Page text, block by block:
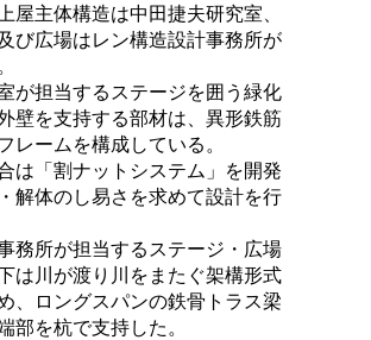
屋主体構造は中田捷夫研究室、
び広場はレン構造設計事務所が
が担当するステージを囲う緑化
壁を支持する部材は、異形鉄筋
レームを構成している。
は「割ナットシステム」を開発
解体のし易さを求めて設計を行
務所が担当するステージ・広場
は川が渡り川をまたぐ架構形式
、ロングスパンの鉄骨トラス梁
部を杭で支持した。